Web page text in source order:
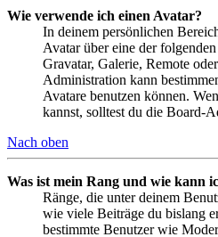
Wie verwende ich einen Avatar?
In deinem persönlichen
Avatar über eine der
Gravatar, Galerie, Remote
Administration kann
Avatare benutzen können.
kannst, solltest du die Board-
Nach oben
Was ist mein Rang und wie kann
Ränge, die unter deinem
wie viele Beiträge du bislang
bestimmte Benutzer wie